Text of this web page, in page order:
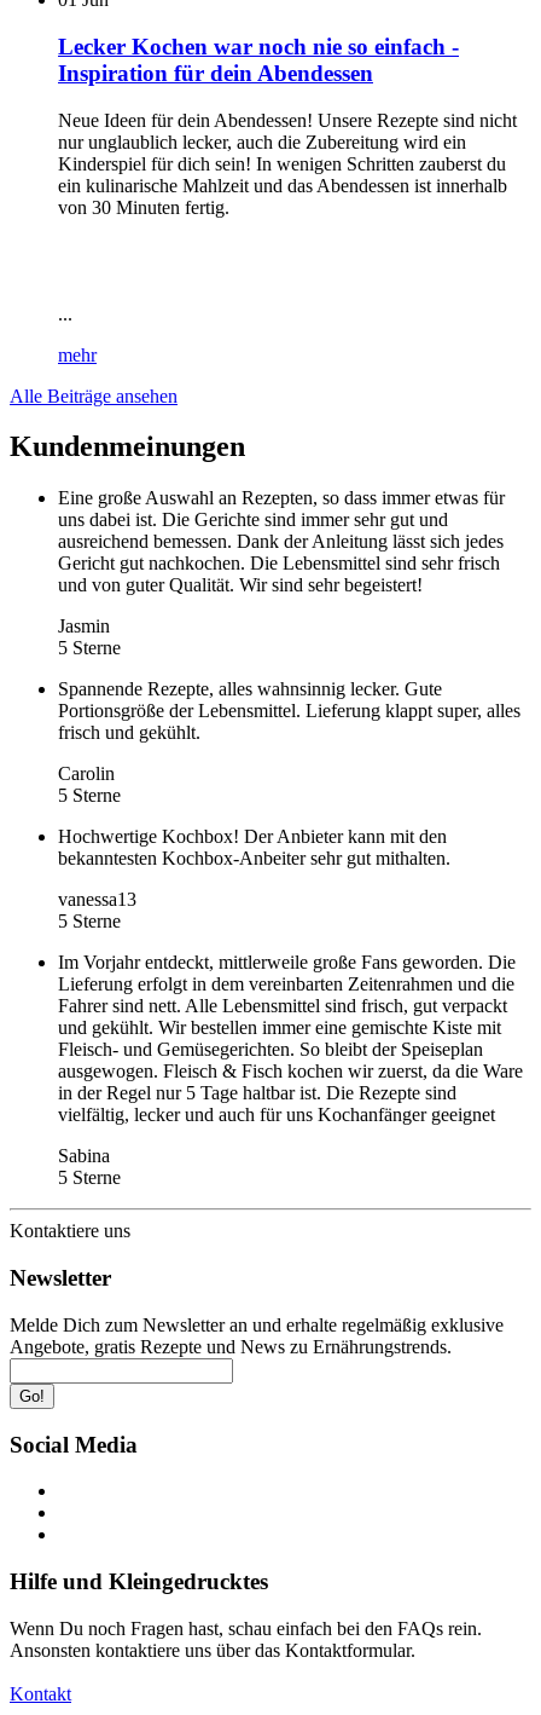
Lecker Kochen war noch nie so einfach -
Inspiration für dein Abendessen
Neue Ideen für dein Abendessen! Unsere Rezepte sind nicht
nur unglaublich lecker, auch die Zubereitung wird ein
Kinderspiel für dich sein! In wenigen Schritten zauberst du
ein kulinarische Mahlzeit und das Abendessen ist innerhalb
von 30 Minuten fertig.
...
mehr
Alle Beiträge ansehen
Kundenmeinungen
Eine große Auswahl an Rezepten, so dass immer etwas für
uns dabei ist. Die Gerichte sind immer sehr gut und
ausreichend bemessen. Dank der Anleitung lässt sich jedes
Gericht gut nachkochen. Die Lebensmittel sind sehr frisch
und von guter Qualität. Wir sind sehr begeistert!
Jasmin
5 Sterne
Spannende Rezepte, alles wahnsinnig lecker. Gute
Portionsgröße der Lebensmittel. Lieferung klappt super, alles
frisch und gekühlt.
Carolin
5 Sterne
Hochwertige Kochbox! Der Anbieter kann mit den
bekanntesten Kochbox-Anbeiter sehr gut mithalten.
vanessa13
5 Sterne
Im Vorjahr entdeckt, mittlerweile große Fans geworden. Die
Lieferung erfolgt in dem vereinbarten Zeitenrahmen und die
Fahrer sind nett. Alle Lebensmittel sind frisch, gut verpackt
und gekühlt. Wir bestellen immer eine gemischte Kiste mit
Fleisch- und Gemüsegerichten. So bleibt der Speiseplan
ausgewogen. Fleisch & Fisch kochen wir zuerst, da die Ware
in der Regel nur 5 Tage haltbar ist. Die Rezepte sind
vielfältig, lecker und auch für uns Kochanfänger geeignet
Sabina
5 Sterne
Kontaktiere uns
Newsletter
Melde Dich zum Newsletter an und erhalte regelmäßig exklusive
Angebote, gratis Rezepte und News zu Ernährungstrends.
Go!
Social Media
Hilfe und Kleingedrucktes
Wenn Du noch Fragen hast, schau einfach bei den FAQs rein.
Ansonsten kontaktiere uns über das Kontaktformular.
Kontakt